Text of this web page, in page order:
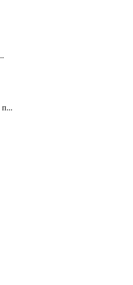
п...